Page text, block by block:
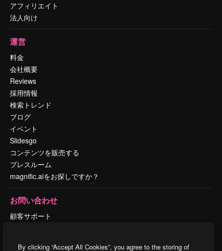
アフィリエイト
法人向け
運営
料金
会社概要
Reviews
採用情報
検索トレンド
ブログ
イベント
Slidesgo
コンテンツを販売する
プレスルーム
magnific.aiをお探しですか？
お問い合わせ
顧客サポート
By clicking “Accept All Cookies”, you agree to the storing of